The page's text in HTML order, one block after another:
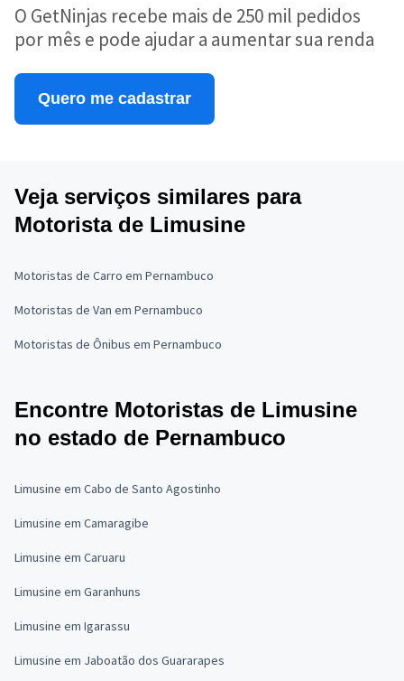
O GetNinjas recebe mais de 250 mil pedidos
por mês e pode ajudar a aumentar sua renda
Quero me cadastrar
Veja serviços similares para
Motorista de Limusine
Motoristas de Carro em Pernambuco
Motoristas de Van em Pernambuco
Motoristas de Ônibus em Pernambuco
Encontre Motoristas de Limusine
no estado de Pernambuco
Limusine em Cabo de Santo Agostinho
Limusine em Camaragibe
Limusine em Caruaru
Limusine em Garanhuns
Limusine em Igarassu
Limusine em Jaboatão dos Guararapes